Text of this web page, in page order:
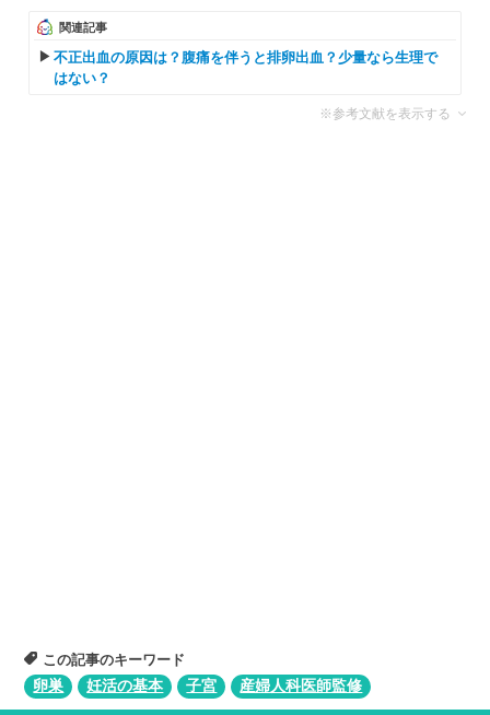
関連記事
不正出血の原因は？腹痛を伴うと排卵出血？少量なら生理で
はない？
※参考文献を表示する
この記事のキーワード
卵巣
妊活の基本 子宮 産婦人科医師監修